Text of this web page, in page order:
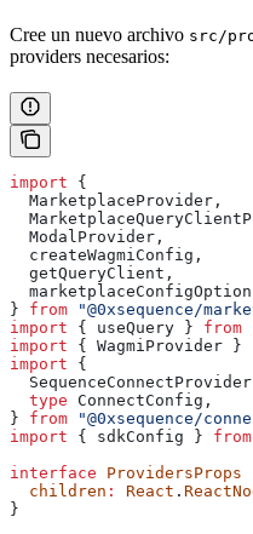
Cree un nuevo archivo src/
providers necesarios:
import {
  MarketplaceProvider
,
  ModalProvider
,
  createWagmiConfig
,
  getQueryClient
,
} from "@0xsequence/
import { useQuery } from
import { WagmiProvider }
import {
  SequenceConnectProvider
  type
ConnectConfig ,
} from "@0xsequence/
import { sdkConfig } from
interface ProvidersProps
  children
: React .
}